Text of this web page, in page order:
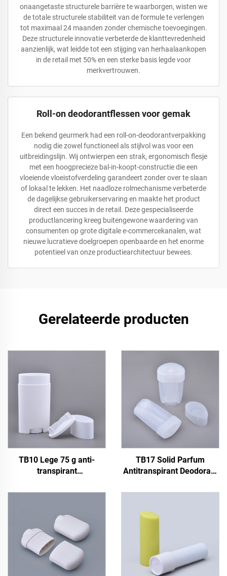
onaangetaste structurele barrière te waarborgen, wisten we
de totale structurele stabiliteit van de formule te verlengen
tot maximaal 24 maanden zonder chemische toevoegingen.
Deze structurele innovatie verbeterde de klanttevredenheid
aanzienlijk, wat leidde tot een stijging van herhaalaankopen
in de retail met 50% en een sterke basis legde voor
merkvertrouwen.
Roll-on deodorantflessen voor gemak
Een bekend geurmerk had een roll-on-deodorantverpakking
nodig die zowel functioneel als stijlvol was voor een
uitbreidingslijn. Wij ontwierpen een strak, ergonomisch flesje
met een hoogprecieze bal-in-koopt-constructie die een
vloeiende vloeistofverdeling garandeert zonder over te slaan
of lokaal te lekken. Het naadloze rolmechanisme verbeterde
de dagelijkse gebruikerservaring en maakte het product
direct een succes in de retail. Deze gespecialiseerde
productlancering kreeg buitengewone waardering van
consumenten op grote digitale e-commercekanalen, wat
nieuwe lucratieve doelgroepen openbaarde en het enorme
potentieel van onze productiearchitectuur bewees.
Gerelateerde producten
TB10 Lege 75 g anti-
transpirant
vaste parfum deodorant
plastic deodorant fles
TB17 Solid Parfum
Antitranspirant Deodorant
Deodorant Fles met
Verzegeling